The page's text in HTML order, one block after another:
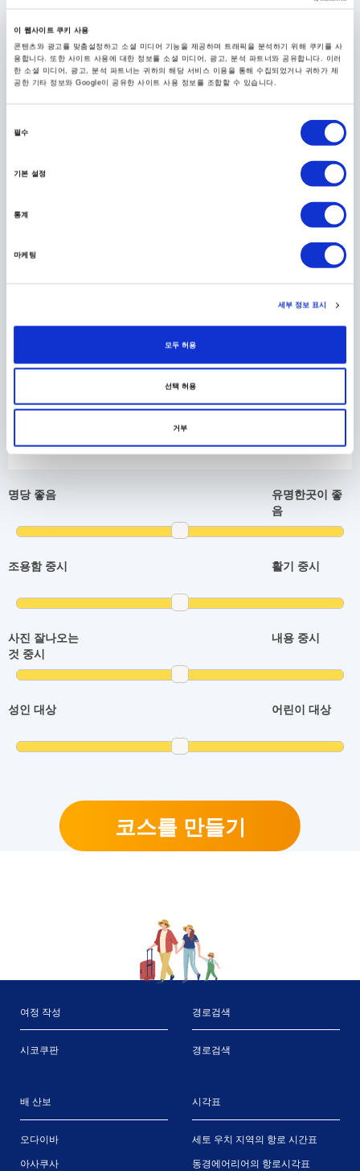
이 웹사이트 쿠키 사용
콘텐츠와 광고를 맞춤설정하고 소셜 미디어 기능을 제공하며 트래픽을 분석하기 위해 쿠키를 사
용합니다. 또한 사이트 사용에 대한 정보를 소셜 미디어, 광고, 분석 파트너와 공유합니다. 이러
한 소셜 미디어, 광고, 분석 파트너는 귀하의 해당 서비스 이용을 통해 수집되었거나 귀하가 제
공한 기타 정보와 Google이 공유한 사이트 사용 정보를 조합할 수 있습니다.
필수
기본 설정
통계
마케팅
세부 정보 표시
모두 허용
선택 허용
거부
교통수단
B.역사
D.아트
명당 좋음
유명한곳이 좋
음
조용함 중시 활기 중시
사진 잘나오는
것 중시
내용 중시
성인 대상 어린이 대상
코스를 만들기
여정 작성
시코쿠판
경로검색
경로검색
배 산보
오다이바
아사쿠사
시각표
세토 우치 지역의 항로 시간표
동경에어리어의 항로시각표